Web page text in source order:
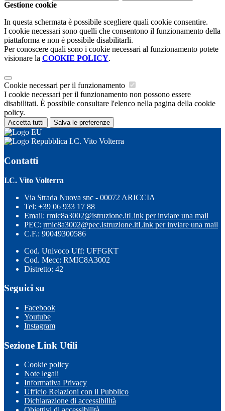
Gestione cookie
In questa schermata è possibile scegliere quali cookie consentire.
I cookie necessari sono quelli che consentono il funzionamento della
piattaforma e non è possibile disabilitarli.
Per conoscere quali sono i cookie necessari al funzionamento potete
visionare la COOKIE POLICY.
Cookie necessari per il funzionamento
I cookie necessari per il funzionamento non possono essere
disabilitati. È possibile consultare l'elenco nella pagina della cookie
policy.
Accetta tutti Salva le preferenze
I.C. Vito Volterra
Contatti
I.C. Vito Volterra
Via Strada Nuova snc - 00072 ARICCIA
Tel: +39 06 933 17 88
Email: rmic8a3002@istruzione.itLink per inviare una mail
PEC: rmic8a3002@pec.istruzione.itLink per inviare una mail
C.F.: 90049300586
Cod. Univoco Uff: UFFGKT
Cod. Mecc: RMIC8A3002
Distretto: 42
Seguici su
Facebook
Youtube
Instagram
Sezione Link Utili
Cookie policy
Note legali
Informativa Privacy
Ufficio Relazioni con il Pubblico
Dichiarazione di accessibilità